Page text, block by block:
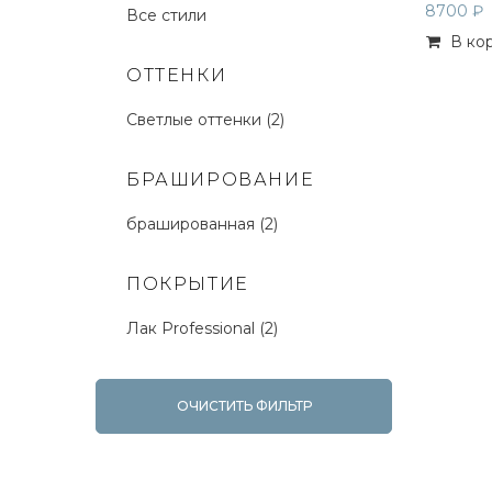
Все стили
ОТТЕНКИ
Светлые оттенки (2)
БРАШИРОВАНИЕ
брашированная (2)
ПОКРЫТИЕ
Лак Professional (2)
ОЧИСТИТЬ ФИЛЬТР
8700 ₽
В